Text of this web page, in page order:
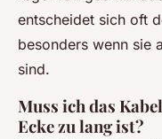
entscheidet sich oft
besonders wenn sie
sind.
Muss ich das
Ecke zu lang ist?